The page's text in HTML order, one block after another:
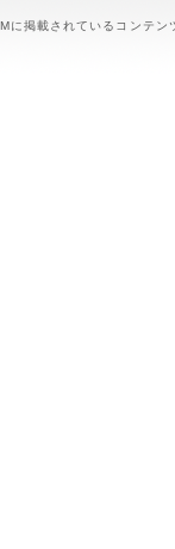
に掲載されているコンテ